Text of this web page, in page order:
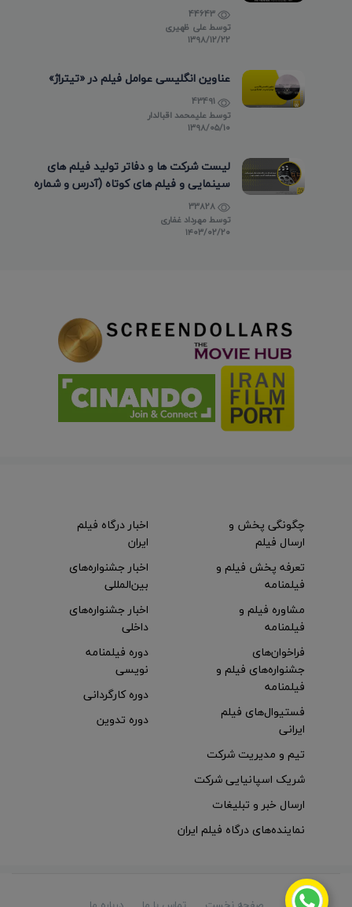
توسطعلی ظهیری
۱۳۹۸/۱۲/۲۲
عناوین انگلیسی عوامل فیلم در «تیتراژ»
توسطعلیمحمد اقبالدار
۱۳۹۸/۰۵/۱۰
لیست شرکت ها و دفاتر تولید فیلم های
سینمایی و فیلم های کوتاه (آدرس و شماره
تماس)
توسط مهرداد غفاری
۱۴۰۳/۰۲/۲۰
چگونگی پخش و
ارسال فیلم
تعرفه پخش فیلم و
فیلمنامه
مشاوره فیلم و
فیلمنامه
اخبار درگاه فیلم
ایران
اخبار جشنواره‌های
بین‌المللی
اخبار جشنواره‌های
داخلی
فراخوان‌های
جشنواره‌های فیلم و
فیلمنامه
فستیوال‌های فیلم
ایرانی
دوره فیلمنامه
نویسی
دوره کارگردانی
دوره تدوین
تیم و مدیریت شرکت
شریک اسپانیایی شرکت
ارسال خبر و تبلیغات
نماینده‌های درگاه فیلم ایران